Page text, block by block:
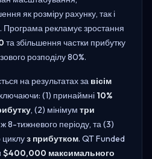
як розміру рахунку, так і
Програма рекламує зростання
та збільшення частки прибутку
розподілу 80%.
на результатах за вісім
(1) принаймні 10%
, (2) мінімум три
8-тижневого періоду, та (3)
з прибутком. QT Funded
$400,000 максимального